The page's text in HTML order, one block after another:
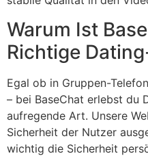
Warum Ist
Richtige
Egal ob in Gruppen-
– bei BaseChat erlebst du
aufregende Art. Unsere
Sicherheit der Nutzer
wichtig die Sicherheit